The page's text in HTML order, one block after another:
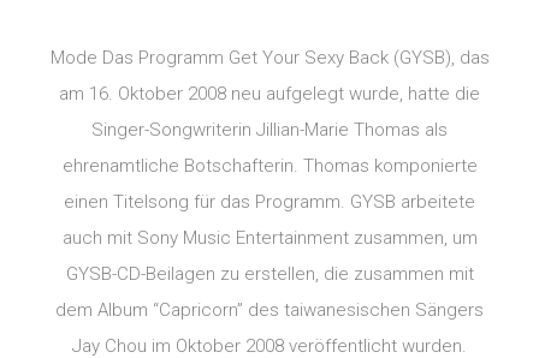
Mode Das Programm Get Your Sexy Back (GYSB), das
am 16. Oktober 2008 neu aufgelegt wurde, hatte die
Singer-Songwriterin Jillian-Marie Thomas als
ehrenamtliche Botschafterin. Thomas komponierte
einen Titelsong für das Programm. GYSB arbeitete
auch mit Sony Music Entertainment zusammen, um
GYSB-CD-Beilagen zu erstellen, die zusammen mit
dem Album “Capricorn” des taiwanesischen Sängers
Jay Chou im Oktober 2008 veröffentlicht wurden.